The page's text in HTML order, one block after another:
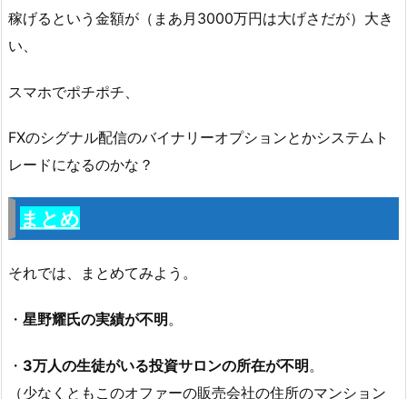
稼げるという金額が（まあ月3000万円は大げさだが）大き
い、
スマホでポチポチ、
FXのシグナル配信のバイナリーオプションとかシステムト
レードになるのかな？
まとめ
それでは、まとめてみよう。
・ 星野耀氏の実績が不明。
・ 3万人の生徒がいる投資サロンの所在が不明。
（少なくともこのオファーの販売会社の住所のマンション